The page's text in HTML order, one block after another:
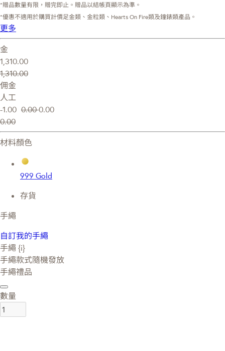
*贈品數量有限，贈完即止。贈品以結帳頁顯示為準。
*優惠不適用於購買計價足金類、金粒類、Hearts On Fire類及鐘錶類產品。
更多
金
1,310.00
1,310.00
佣金
人工
-1.00 0.000.00
0.00
材料顏色
999 Gold
存貨
手繩
自訂我的手繩
手繩 {i}
手繩款式隨機發放
手繩禮品
數量